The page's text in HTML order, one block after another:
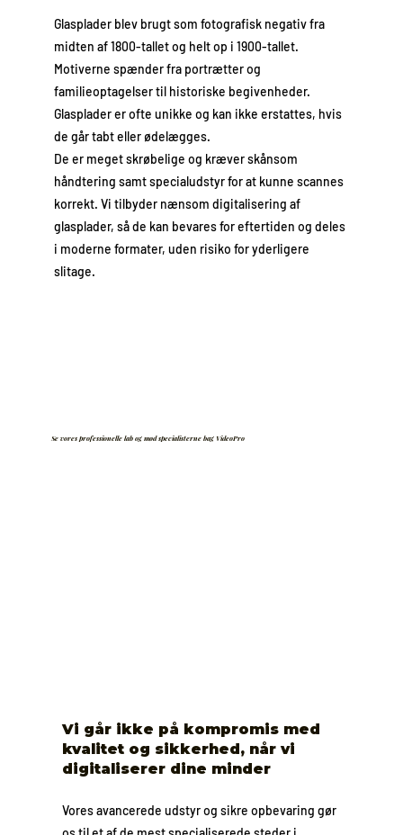
Glasplader blev brugt som fotografisk negativ fra
midten af 1800-tallet og helt op i 1900-tallet.
Motiverne spænder fra portrætter og
familieoptagelser til historiske begivenheder.
Glasplader er ofte unikke og kan ikke erstattes, hvis
de går tabt eller ødelægges.
De er meget skrøbelige og kræver skånsom
håndtering samt specialudstyr for at kunne scannes
korrekt. Vi tilbyder nænsom digitalisering af
glasplader, så de kan bevares for eftertiden og deles
i moderne formater, uden risiko for yderligere
slitage.
Se vores professionelle lab og mød specialisterne bag VideoPro
Vi går ikke på kompromis med
kvalitet og sikkerhed, når vi
digitaliserer dine minder
Vores avancerede udstyr og sikre opbevaring gør